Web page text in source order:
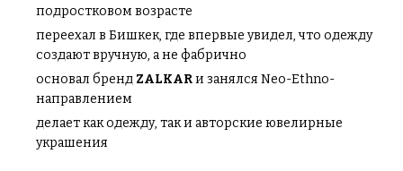
подростковом возрасте
переехал в Бишкек, где впервые увидел, что одежду
создают вручную, а не фабрично
основал бренд ZALKARи занялся Neo-Ethno-
направлением
делает как одежду, так и авторские ювелирные
украшения